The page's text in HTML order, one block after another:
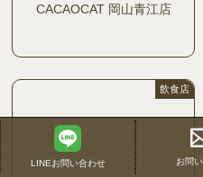
CACAOCAT 岡山青江店
飲食店
LINEお問い合わせ お問